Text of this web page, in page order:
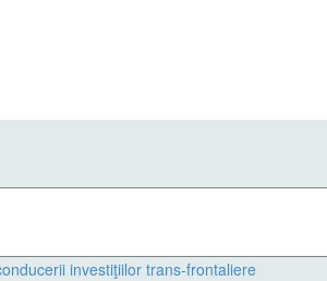
investiţiilor trans-frontaliere